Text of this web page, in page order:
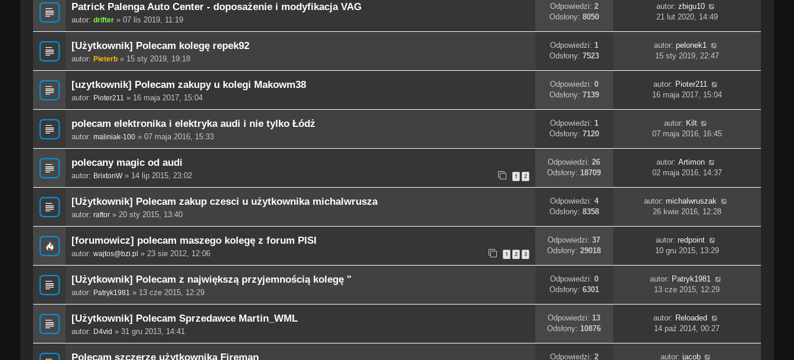
Patrick Palenga Auto Center - doposażenie i modyfikacja VAG
autor: drifter» 07 lis 2019, 11:19
Odpowiedzi: 2
Odsłony: 8050
autor: zbigu10
21 lut 2020, 14:49
[Użytkownik] Polecam kolegę repek92
autor: Pieterb» 15 sty 2019, 19:18
Odpowiedzi: 1
Odsłony: 7523
autor:pelonek1
15 sty 2019, 22:47
[uzytkownik] Polecam zakupy u kolegi Makowm38
autor: Pioter211 » 16 maja 2017, 15:04
Odpowiedzi: 0
Odsłony: 7139
autor: Pioter211
16 maja 2017, 15:04
polecam elektronika i elektryka audi i nie tylko Łódż
autor: maliniak-100» 07 maja 2016, 15:33
Odpowiedzi: 1
Odsłony: 7120
autor: Kilt
07 maja 2016, 16:45
polecany magic od audi
autor: BrixtonW» 14 lip 2015, 23:02 1 2
Odpowiedzi:26
Odsłony:18709
autor: Artimon
02 maja 2016, 14:37
[Użytkownik] Polecam zakup czesci u użytkownika michalwrusza
autor: raftor» 20 sty 2015, 13:40
Odpowiedzi: 4
Odsłony: 8358
autor: michalwruszak
26 kwie 2016, 12:28
[forumowicz] polecam maszego kolegę z forum PISI
autor: wajtos@bzi.pl » 23 sie 2012, 12:06 1 2 3
Odpowiedzi:37
Odsłony:29018
autor:redpoint
10 gru 2015, 13:29
[Użytkownik] Polecam z największą przyjemnością kolegę "
autor: Patryk1981 » 13 cze 2015, 12:29
Odpowiedzi: 0
Odsłony: 6301
autor: Patryk1981
13 cze 2015, 12:29
[Użytkownik] Polecam Sprzedawce Martin_WML
autor: D4vid » 31 gru 2013, 14:41
Odpowiedzi:13
Odsłony:10876
autor: Reloaded
14 paź 2014, 00:27
Polecam szczerze użytkownika Fireman Odpowiedzi: 2
autor: jacob